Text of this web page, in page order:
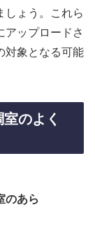
しょう。これら
アップロードさ
対象となる可能
のよく
のあら